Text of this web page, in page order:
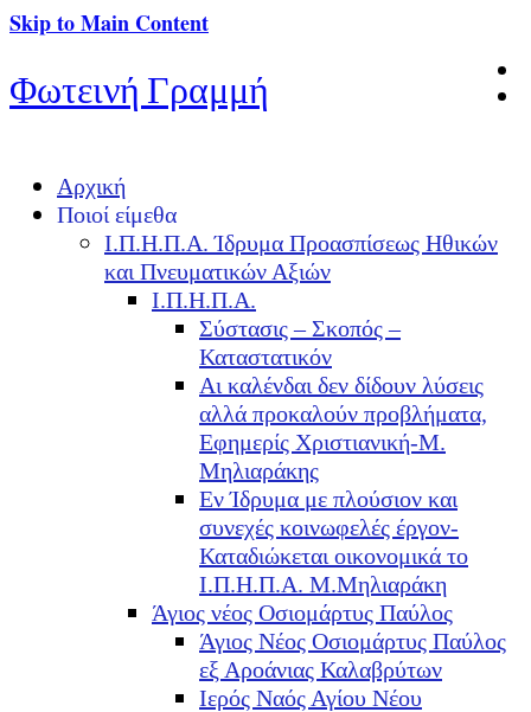
Skip to Main Content
Φωτεινή Γραμμή
Αρχική
Ποιοί είμεθα
Ι.Π.Η.Π.Α. Ίδρυμα Προασπίσεως Ηθικών
και Πνευματικών Αξιών
Ι.Π.Η.Π.Α.
Σύστασις – Σκοπός –
Καταστατικόν
Αι καλένδαι δεν δίδουν λύσεις
αλλά προκαλούν προβλήματα,
Εφημερίς Χριστιανική-Μ.
Μηλιαράκης
Εν Ίδρυμα με πλούσιον και
συνεχές κοινωφελές έργον-
Καταδιώκεται οικονομικά το
Ι.Π.Η.Π.Α. Μ.Μηλιαράκη
Άγιος νέος Οσιομάρτυς Παύλος
Άγιος Νέος Οσιομάρτυς Παύλος
εξ Αροάνιας Καλαβρύτων
Ιερός Ναός Αγίου Νέου